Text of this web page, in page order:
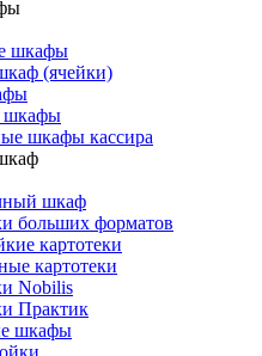
шкафы
(ячейки)
шкафы
шкафы кассира
шкаф
больших форматов
картотеки
картотеки
Nobilis
Практик
шкафы